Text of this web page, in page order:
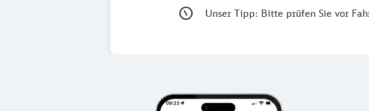
Unser Tipp: Bitte prüfen Sie vor